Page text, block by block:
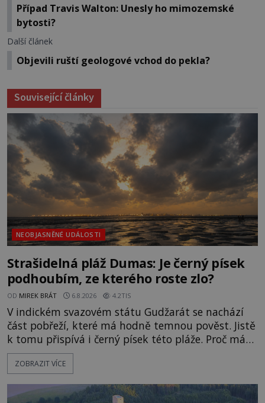
Případ Travis Walton: Unesly ho mimozemské
bytosti?
Další článek
Objevili ruští geologové vchod do pekla?
Související články
NEOBJASNĚNÉ UDÁLOSTI
Strašidelná pláž Dumas: Je černý písek
podhoubím, ze kterého roste zlo?
OD MIREK BRÁT 6.8.2026 4.2TIS
V indickém svazovém státu Gudžarát se nachází
část pobřeží, které má hodně temnou pověst. Jistě
k tomu přispívá i černý písek této pláže. Proč má
pláž takové netypické zbarvení? Nakolik jsou
pravdivé historky, že zde došlo k nevysvětlitelným
následovat. Vstupujeme na pláž Dumas ve městě
ZOBRAZIT VÍCE